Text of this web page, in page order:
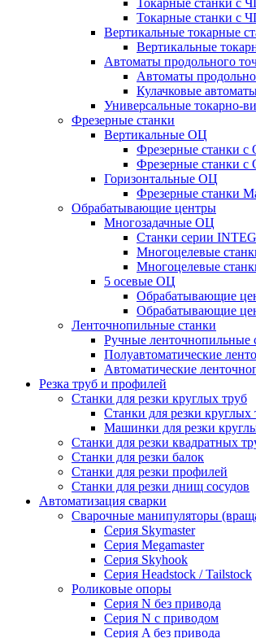
Токарные станки с
Вертикальные токарные
Вертикальные
Автоматы продольного
Автоматы
Кулачковые
Универсальные токарно-
Фрезерные станки
Вертикальные ОЦ
Фрезерные станки
Фрезерные станки
Горизонтальные ОЦ
Фрезерные станки
Обрабатывающие центры
Многозадачные ОЦ
Cтанки серии
Многоцелевые
Многоцелевые
5 осевые ОЦ
Обрабатывающие
Обрабатывающие
Ленточнопильные станки
Ручные ленточнопильные
Полуавтоматические
Автоматические
Резка труб и профилей
Станки для резки круглых труб
Станки для резки круглых
Машинки для резки
Станки для резки квадратных
Станки для резки балок
Станки для резки профилей
Станки для резки днищ сосудов
Автоматизация сварки
Сварочные манипуляторы
Серия Skymaster
Серия Megamaster
Серия Skyhook
Серия Headstock / Tailstock
Роликовые опоры
Серия N без привода
Серия N с приводом
Серия A без привода